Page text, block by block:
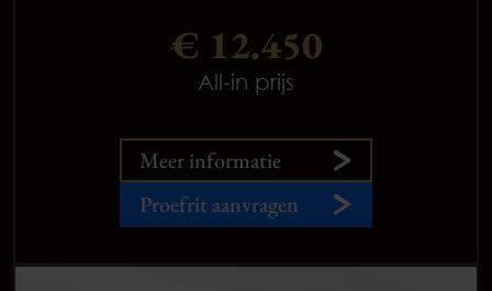
€ 12.450
All-in prijs
Meer informatie
Proefrit aanvragen